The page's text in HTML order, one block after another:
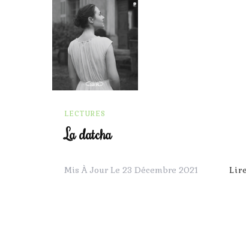
LECTURES
La datcha
Mis À Jour Le 23 Décembre 2021 Lire